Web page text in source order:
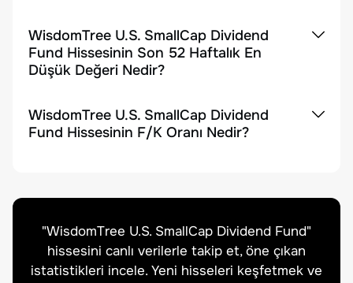
WisdomTree U.S. SmallCap Dividend
Fund Hissesinin Son 52 Haftalık En
Düşük Değeri Nedir?
WisdomTree U.S. SmallCap Dividend
Fund Hissesinin F/K Oranı Nedir?
"WisdomTree U.S. SmallCap Dividend Fund"
hissesini canlı verilerle takip et, öne çıkan
istatistikleri incele. Yeni hisseleri keşfetmek ve